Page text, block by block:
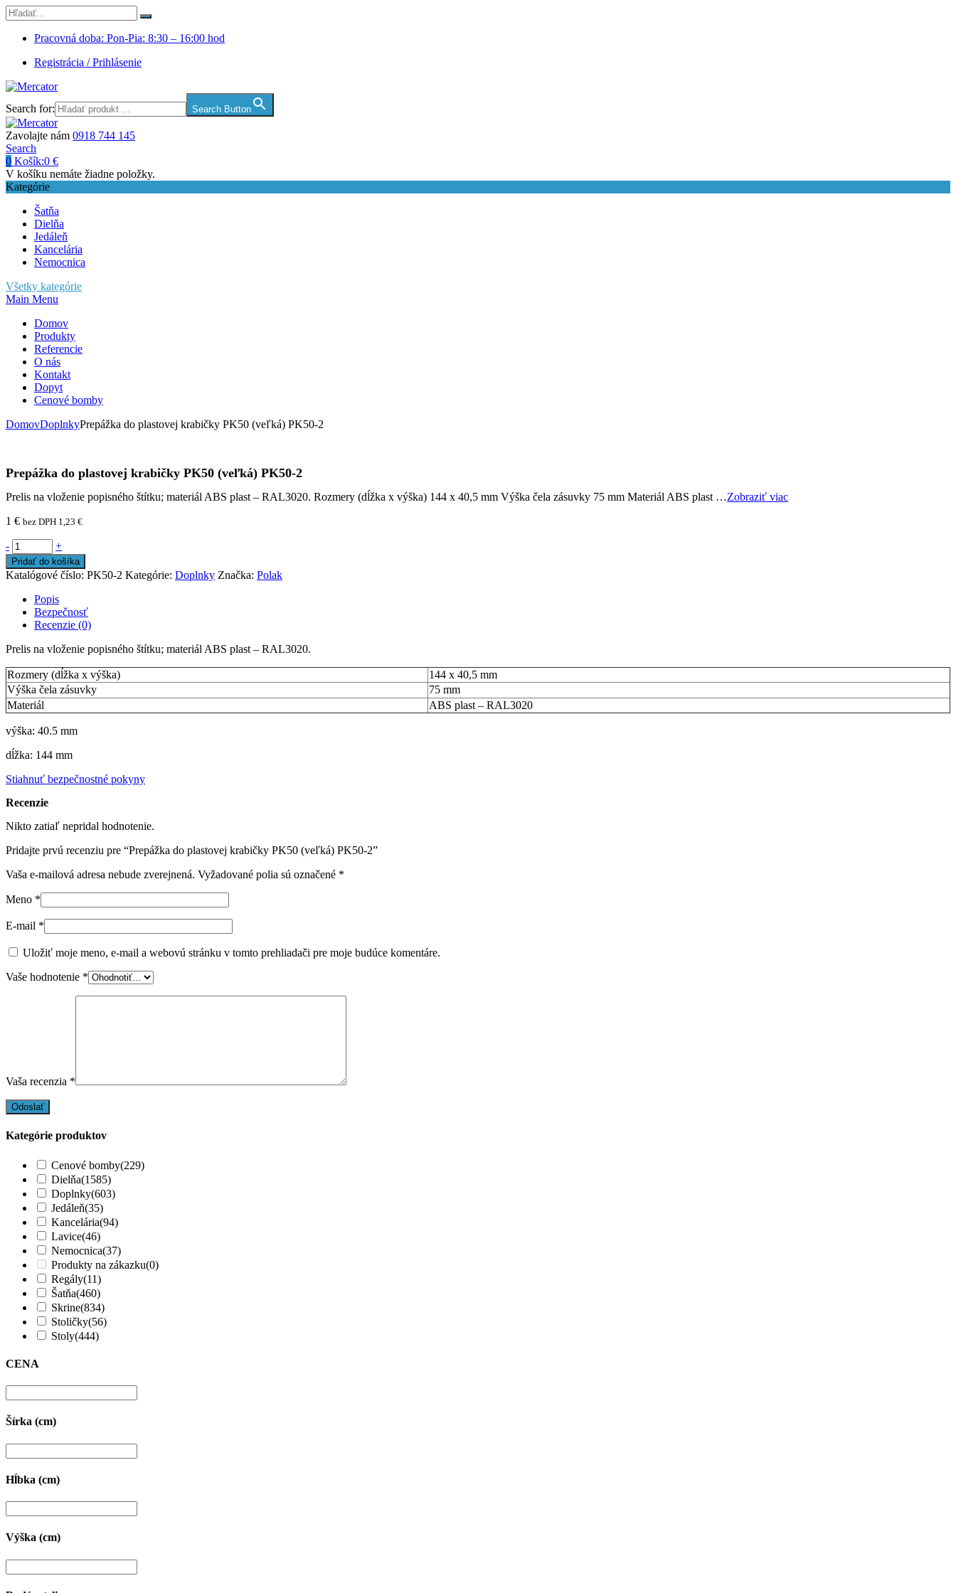
Pracovná doba: Pon-Pia: 8:30 – 16:00 hod
Registrácia / Prihlásenie
Search for: Search Button
Zavolajte nám 0918 744 145
Search
0 Košík:0 €
V košíku nemáte žiadne položky.
Kategórie
Šatňa
Dielňa
Jedáleň
Kancelária
Nemocnica
Všetky kategórie
Main Menu
Domov
Produkty
Referencie
O nás
Kontakt
Dopyt
Cenové bomby
DomovDoplnkyPrepážka do plastovej krabičky PK50 (veľká) PK50-2
Prepážka do plastovej krabičky PK50 (veľká) PK50-2
Prelis na vloženie popisného štítku; materiál ABS plast – RAL3020. Rozmery (dĺžka x výška) 144 x 40,5 mm Výška čela zásuvky 75 mm Materiál ABS plast …Zobraziť viac
1 € bez DPH 1,23 €
- +
Pridať do košíka
Katalógové číslo: PK50-2 Kategórie: Doplnky Značka: Polak
Popis
Bezpečnosť
Recenzie (0)
Prelis na vloženie popisného štítku; materiál ABS plast – RAL3020.
Rozmery (dĺžka x výška)
144 x 40,5 mm
Výška čela zásuvky
75 mm
Materiál
ABS plast – RAL3020
výška: 40.5 mm
dĺžka: 144 mm
Stiahnuť bezpečnostné pokyny
Recenzie
Nikto zatiaľ nepridal hodnotenie.
Pridajte prvú recenziu pre “Prepážka do plastovej krabičky PK50 (veľká) PK50-2”
Vaša e-mailová adresa nebude zverejnená. Vyžadované polia sú označené *
Meno *
E-mail *
Uložiť moje meno, e-mail a webovú stránku v tomto prehliadači pre moje budúce komentáre.
Vaše hodnotenie *
Vaša recenzia *
Kategórie produktov
Cenové bomby(229)
Dielňa(1585)
Doplnky(603)
Jedáleň(35)
Kancelária(94)
Lavice(46)
Nemocnica(37)
Produkty na zákazku(0)
Regály(11)
Šatňa(460)
Skrine(834)
Stoličky(56)
Stoly(444)
CENA
Šírka (cm)
Hĺbka (cm)
Výška (cm)